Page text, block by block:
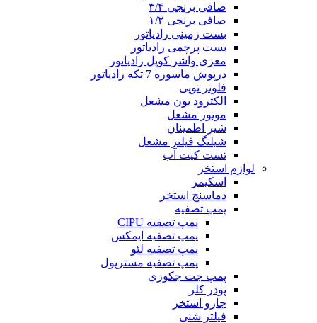
صافی برنجی ۳/۴
صافی برنجی ۱/۲
بست زمینی رادیاتور
بست پرچمی رادیاتور
مغزی واشر کوپل رادیاتور
درپوش ماسوره 7 تکه رادیاتور
فلوتر توپی
الکترود یون مشعل
موتور مشعل
شیر اطمینان
شیلنگ فیلتر مشعل
تست کیت آب
لوازم استخر
اسکیمر
دماسنج استخر
پمپ تصفیه
پمپ تصفیه CIPU
پمپ تصفیه ایمکس
پمپ تصفیه لئو
پمپ تصفیه مسترپول
پمپ جت جکوزی
پودر کلر
جارو استخر
فیلتر شنی